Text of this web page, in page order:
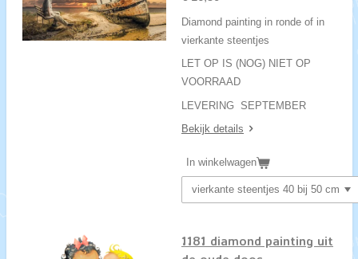
Diamond painting in ronde of in
vierkante steentjes
LET OP IS (NOG) NIET OP
VOORRAAD
LEVERING SEPTEMBER
Bekijk details
In winkelwagen
1181 diamond painting uit